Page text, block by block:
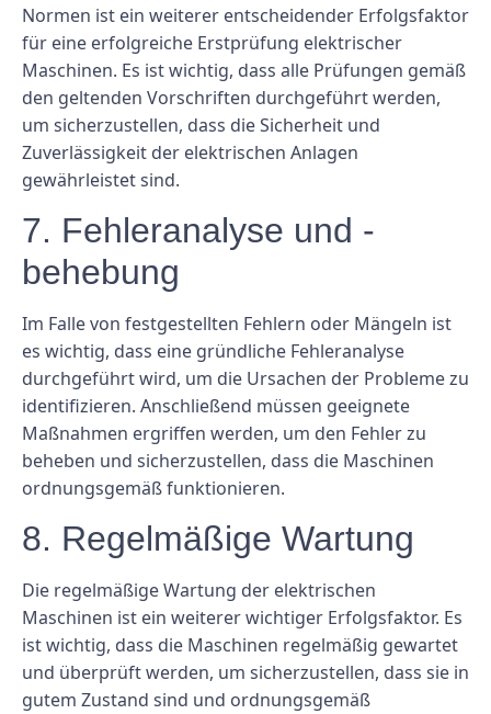
Normen ist ein weiterer entscheidender Erfolgsfaktor
für eine erfolgreiche Erstprüfung elektrischer
Maschinen. Es ist wichtig, dass alle Prüfungen gemäß
den geltenden Vorschriften durchgeführt werden,
um sicherzustellen, dass die Sicherheit und
Zuverlässigkeit der elektrischen Anlagen
gewährleistet sind.
7. Fehleranalyse und -
behebung
Im Falle von festgestellten Fehlern oder Mängeln ist
es wichtig, dass eine gründliche Fehleranalyse
durchgeführt wird, um die Ursachen der Probleme zu
identifizieren. Anschließend müssen geeignete
Maßnahmen ergriffen werden, um den Fehler zu
beheben und sicherzustellen, dass die Maschinen
ordnungsgemäß funktionieren.
8. Regelmäßige Wartung
Die regelmäßige Wartung der elektrischen
Maschinen ist ein weiterer wichtiger Erfolgsfaktor. Es
ist wichtig, dass die Maschinen regelmäßig gewartet
und überprüft werden, um sicherzustellen, dass sie in
gutem Zustand sind und ordnungsgemäß